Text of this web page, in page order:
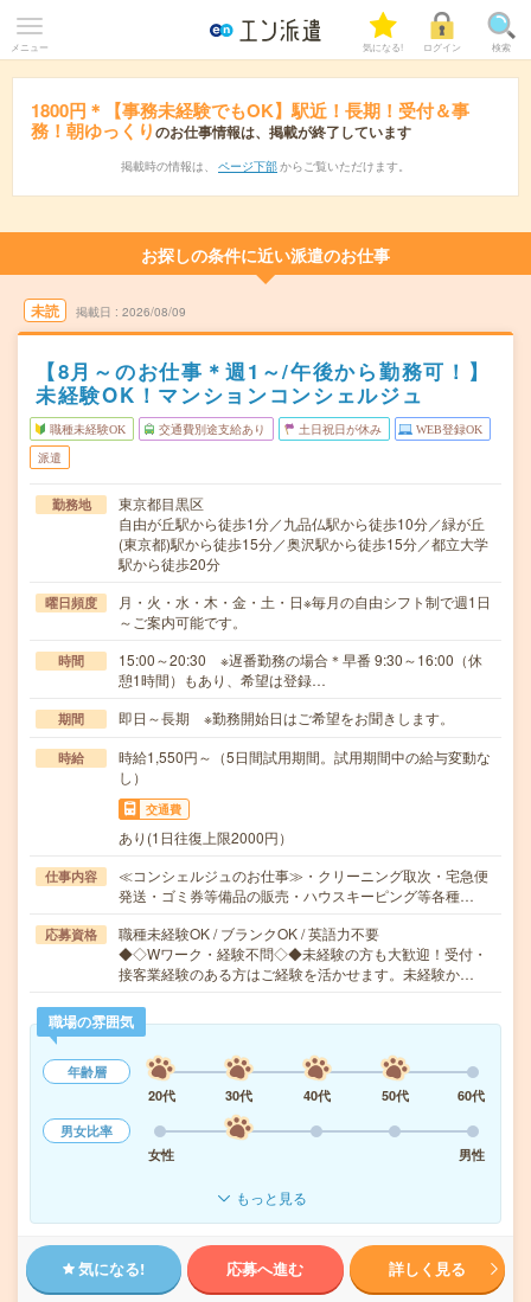
メニュー 気になる! ログイン 検索
1800円＊【事務未経験でもOK】駅近！長期！受付＆事
務！朝ゆっくりのお仕事情報は、掲載が終了しています
掲載時の情報は、 ページ下部 からご覧いただけます。
お探しの条件に近い派遣のお仕事
未読 掲載日 2026/08/09
【8月～のお仕事＊週1～/午後から勤務可！】
未経験OK！マンションコンシェルジュ
職種未経験OK 交通費別途支給あり 土日祝日が休み WEB登録OK
派遣
勤務地
東京都目黒区
自由が丘駅から徒歩1分／九品仏駅から徒歩10分／緑が丘
(東京都)駅から徒歩15分／奥沢駅から徒歩15分／都立大学
駅から徒歩20分
曜日頻度
月・火・水・木・金・土・日※毎月の自由シフト制で週1日
～ご案内可能です。
時間
15:00～20:30 ※遅番勤務の場合＊早番 9:30～16:00（休
憩1時間）もあり、希望は登録…
期間 即日～長期 ※勤務開始日はご希望をお聞きします。
時給
時給1,550円～（5日間試用期間。試用期間中の給与変動な
し）
交通費
あり(1日往復上限2000円）
仕事内容
≪コンシェルジュのお仕事≫・クリーニング取次・宅急便
発送・ゴミ券等備品の販売・ハウスキーピング等各種…
応募資格
職種未経験OK / ブランクOK / 英語力不要
◆◇Wワーク・経験不問◇◆未経験の方も大歓迎！受付・
接客業経験のある方はご経験を活かせます。未経験か…
職場の雰囲気
年齢層
20代
30代 40代 50代
60代
男女比率
女性
男性
もっと見る
気になる! 応募へ進む 詳しく見る